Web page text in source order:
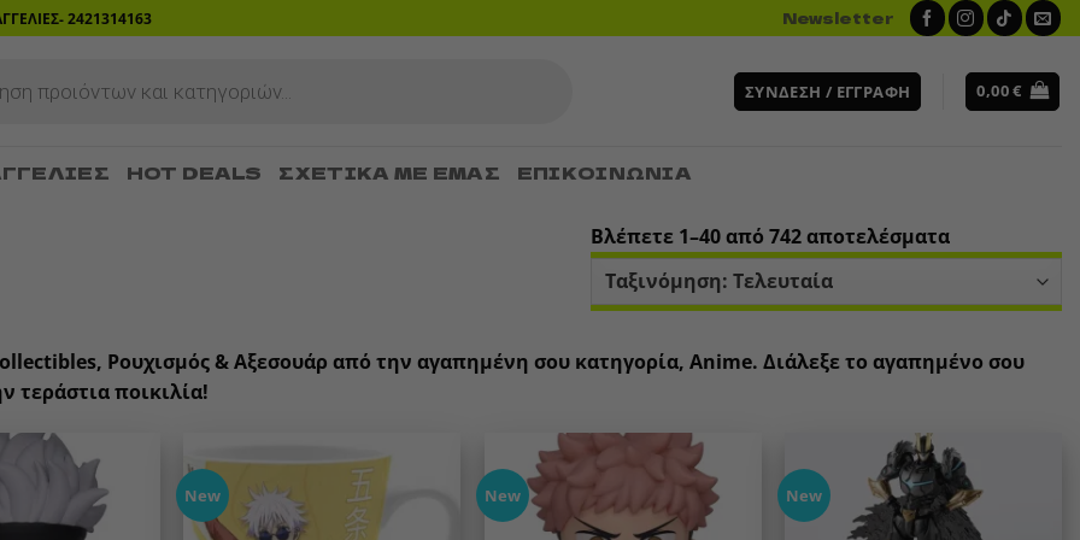
2421314163 Newsletter
ΣΎΝΔΕΣΗ / ΕΓΓΡΑΦΉ 0,00€
HOT DEALS ΣΧΕΤΙΚΆ ΜΕ ΕΜΆΣ ΕΠΙΚΟΙΝΩΝΙΑ
Βλέπετε 1–40 από 742 αποτελέσματαSorted
by
Ρουχισμός & Αξεσουάρ από την αγαπημένη σου κατηγορία, Anime. Διάλεξε το αγαπημένο σου
τεράστια ποικιλία!
Add to
wishlist
New New
Add to
wishlist
New